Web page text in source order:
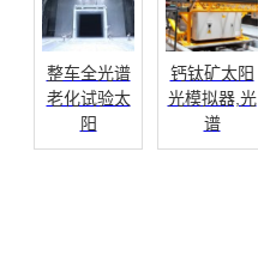
整车全光谱
老化试验太
阳
钙钛矿太阳
光模拟器,光
谱